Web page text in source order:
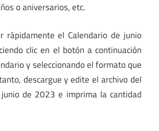
o aniversarios, etc.
rápidamente el Calendario de junio
clic en el botón a continuación
y seleccionando el formato que
descargue y edite el archivo del
de 2023 e imprima la cantidad